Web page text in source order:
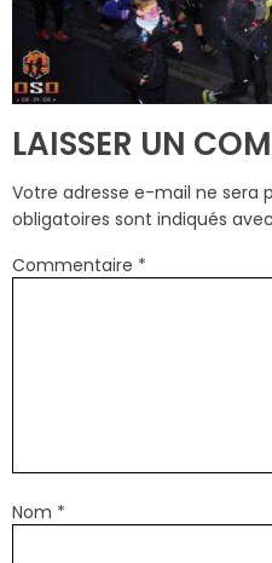
LAISSER UN
Votre adresse e-mail ne sera
obligatoires sont indiqués avec
Commentaire *
Nom *